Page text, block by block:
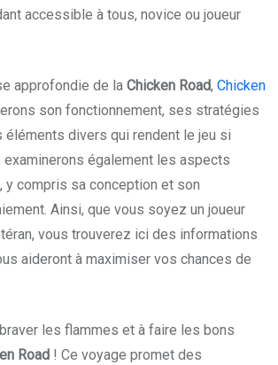
accessible à tous, novice ou joueur
approfondie de la Chicken Road, Chicken
son fonctionnement, ses stratégies
éléments divers qui rendent le jeu si
examinerons également les aspects
y compris sa conception et son
Ainsi, que vous soyez un joueur
vous trouverez ici des informations
aideront à maximiser vos chances de
les flammes et à faire les bons
Road ! Ce voyage promet des